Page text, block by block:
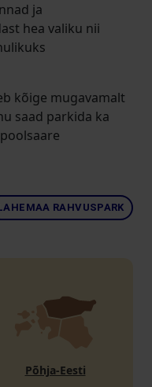
ja
hea valiku nii
kõige mugavamalt
saad parkida ka
RAHVUSPARK
Põhja-Eesti